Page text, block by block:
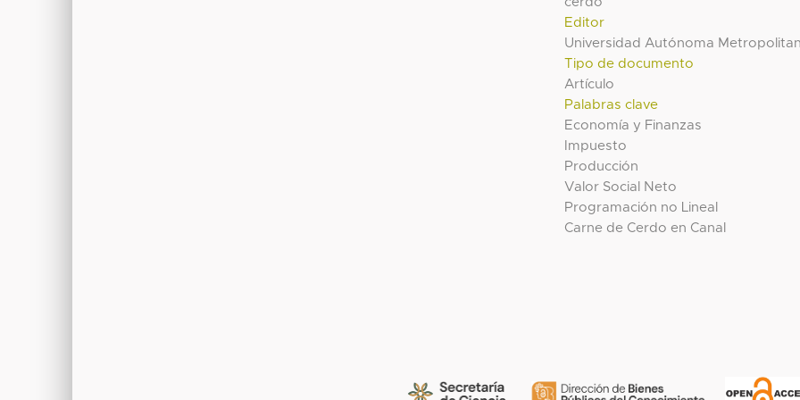
Editor
Universidad Autónoma
Tipo de documento
Artículo
Palabras clave
Economía y Finanzas
Impuesto
Producción
Valor Social Neto
Programación no Lineal
Carne de Cerdo en Canal